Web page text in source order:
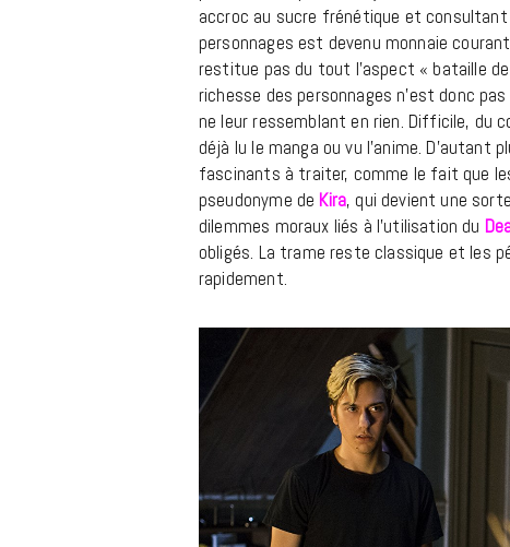
accroc au sucre frénétique et consultant
personnages est devenu monnaie
restitue pas du tout l’aspect « bataille
richesse des personnages n’est donc
ne leur ressemblant en rien. Difficile, du
déjà lu le manga ou vu l’anime.
fascinants à traiter, comme le fait que
pseudonyme deKira, qui devient une
dilemmes moraux liés à l’utilisation du
obligés. La trame reste classique et les
rapidement.